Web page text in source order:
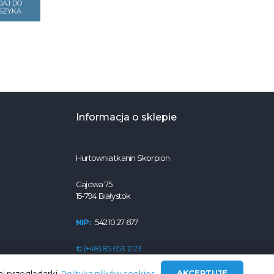
DO
Informacja o sklepie
Hurtownia tkanin Skorpion
Gajowa 75
15-794 Białystok
NIP:542 10 27 677
t: (+48) 85 653 12 23
eskorpion.bialystok@gmail.com